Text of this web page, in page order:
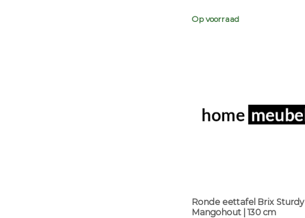
Op voorraad
Ronde eettafel Brix Sturdy |
Mangohout | 130 cm